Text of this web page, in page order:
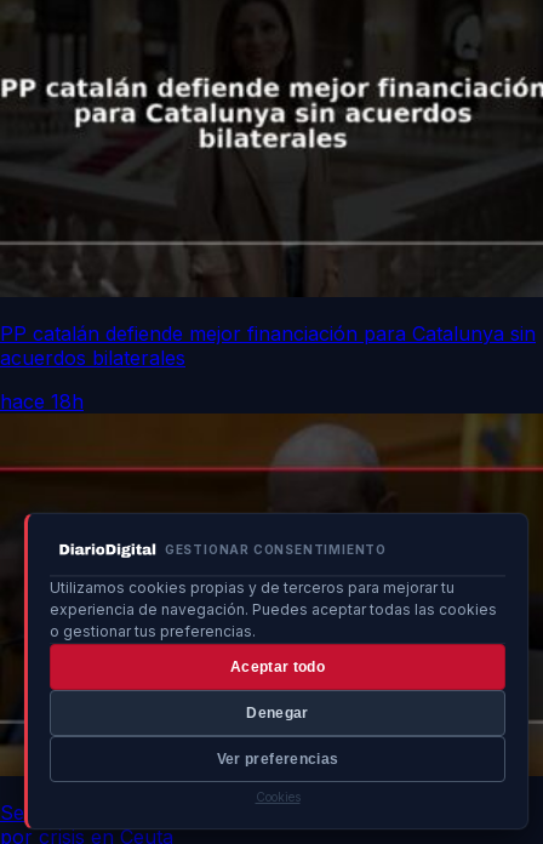
GESTIONAR CONSENTIMIENTO
Utilizamos cookies propias y de terceros para mejorar tu
experiencia de navegación. Puedes aceptar todas las cookies
o gestionar tus preferencias.
Aceptar todo
Denegar
Ver preferencias
Cookies
PP catalán defiende mejor financiación para Catalunya sin
acuerdos bilaterales
hace 18h
Senado advierte a ministros sobre impacto de no asistir
por crisis en Ceuta